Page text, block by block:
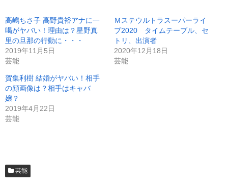
高嶋ちさ子 高野貴裕アナに一
喝がヤバい！理由は？星野真
里の旦那の行動に・・・
2019年11月5日
芸能
Ｍステウルトラスーパーライ
ブ2020 タイムテーブル、セ
トリ、出演者
2020年12月18日
芸能
賀集利樹 結婚がヤバい！相手
の顔画像は？相手はキャバ
嬢？
2019年4月22日
芸能
芸能